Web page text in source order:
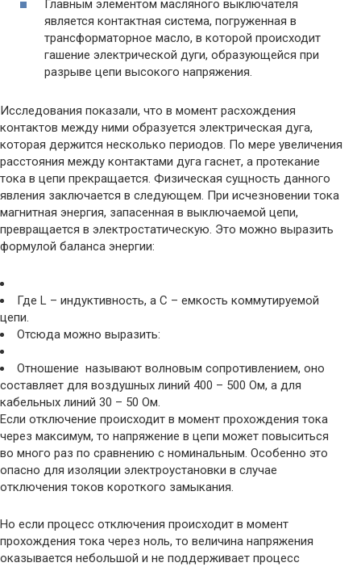
Главным элементом масляного выключателя
является контактная система, погруженная в
трансформаторное масло, в которой происходит
гашение электрической дуги, образующейся при
разрыве цепи высокого напряжения.
Исследования показали, что в момент расхождения
контактов между ними образуется электрическая дуга,
которая держится несколько периодов. По мере увеличения
расстояния между контактами дуга гаснет, а протекание
тока в цепи прекращается. Физическая сущность данного
явления заключается в следующем. При исчезновении тока
магнитная энергия, запасенная в выключаемой цепи,
превращается в электростатическую. Это можно выразить
формулой баланса энергии:
Где L – индуктивность, а С – емкость коммутируемой
цепи.
Отсюда можно выразить:
Отношение называют волновым сопротивлением, оно
составляет для воздушных линий 400 – 500 Ом, а для
кабельных линий 30 – 50 Ом.
Если отключение происходит в момент прохождения тока
через максимум, то напряжение в цепи может повыситься
во много раз по сравнению с номинальным. Особенно это
опасно для изоляции электроустановки в случае
отключения токов короткого замыкания.
Но если процесс отключения происходит в момент
прохождения тока через ноль, то величина напряжения
оказывается небольшой и не поддерживает процесс